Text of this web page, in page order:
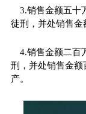
3.销售金额五十
徒刑，并处销售金
4.销售金额二百
刑，并处销售金
产。